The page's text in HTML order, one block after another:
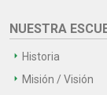
NUESTRA
Historia
Misión / Visión